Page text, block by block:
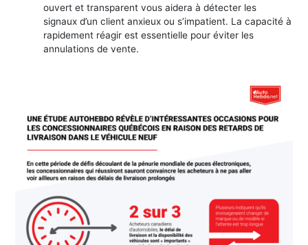
ouvert et transparent vous aidera à détecter les
signaux d’un client anxieux ou s’impatient. La capacité à
rapidement réagir est essentielle pour éviter les
annulations de vente.